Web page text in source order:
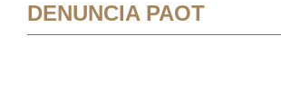
DENUNCIA PAOT